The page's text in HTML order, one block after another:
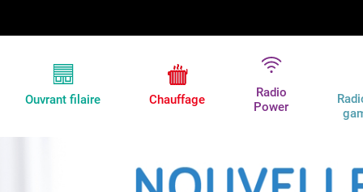
Ouvrant filaire Chauffage
Radio
Power